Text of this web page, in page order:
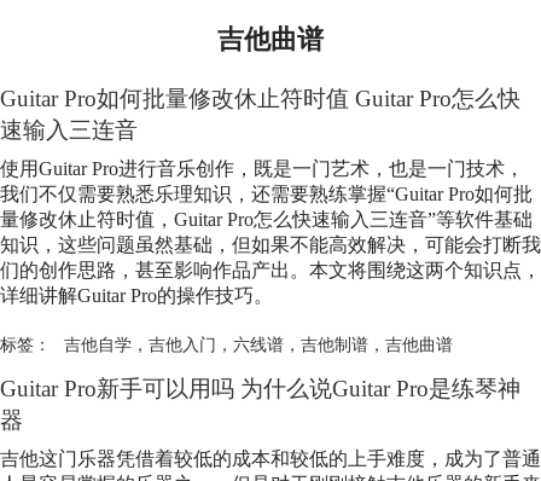
吉他曲谱
Guitar Pro如何批量修改休止符时值 Guitar Pro怎么快
速输入三连音
使用Guitar Pro进行音乐创作，既是一门艺术，也是一门技术，
我们不仅需要熟悉乐理知识，还需要熟练掌握“Guitar Pro如何批
量修改休止符时值，Guitar Pro怎么快速输入三连音”等软件基础
知识，这些问题虽然基础，但如果不能高效解决，可能会打断我
们的创作思路，甚至影响作品产出。本文将围绕这两个知识点，
详细讲解Guitar Pro的操作技巧。
标签： 吉他自学， 吉他入门 ， 六线谱， 吉他制谱， 吉他曲谱
Guitar Pro新手可以用吗 为什么说Guitar Pro是练琴神
器
吉他这门乐器凭借着较低的成本和较低的上手难度，成为了普通